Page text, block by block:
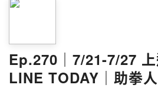
Ep.270｜7/21-7/27
LINE TODAY｜助拳人